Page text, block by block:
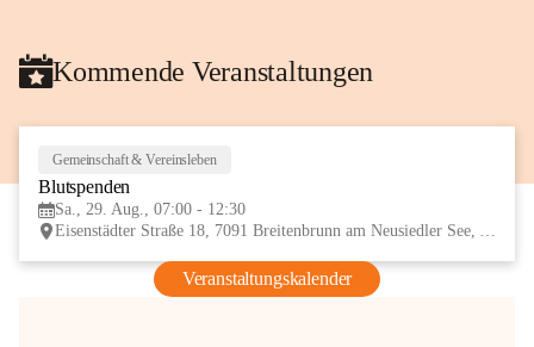
Kommende Veranstaltungen
Gemeinschaft & Vereinsleben
Blutspenden
Sa., 29. Aug., 07:00 - 12:30
Eisenstädter Straße 18, 7091 Breitenbrunn am Neusiedler See, AUT
Veranstaltungskalender